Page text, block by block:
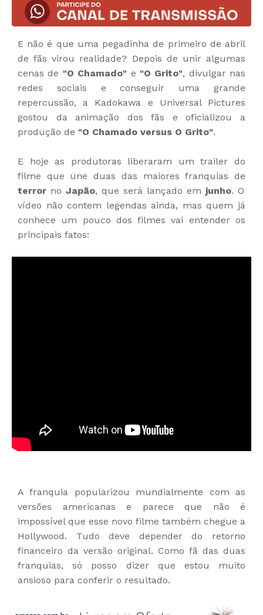
E não é que uma pegadinha de primeiro de abril
de fãs virou realidade? Depois de unir algumas
cenas de "O Chamado" e "O Grito", divulgar nas
redes sociais e conseguir uma grande
repercussão, a Kadokawa e Universal Pictures
gostou da animação dos fãs e oficializou a
produção de "O Chamado versus O Grito".
E hoje as produtoras liberaram um trailer do
filme que une duas das maiores franquias de
terror no Japão, que será lançado em junho. O
vídeo não contem legendas ainda, mas quem já
conhece um pouco dos filmes vai entender os
principais fatos:
A franquia popularizou mundialmente com as
versões americanas e parece que não é
impossível que esse novo filme também chegue a
Hollywood. Tudo deve depender do retorno
financeiro da versão original. Como fã das duas
franquias, só posso dizer que estou muito
ansioso para conferir o resultado.